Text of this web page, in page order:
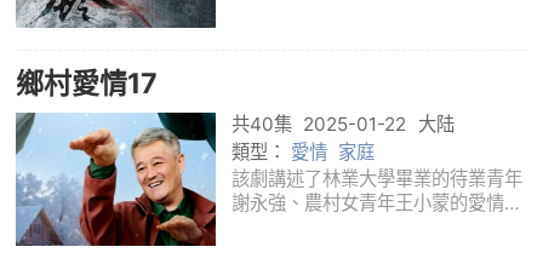
鄉村愛情17
共40集 2025-01-22 大陆
類型： 愛情 家庭
該劇講述了林業大學畢業的待業青年
謝永強、農村女青年王小蒙的愛情生